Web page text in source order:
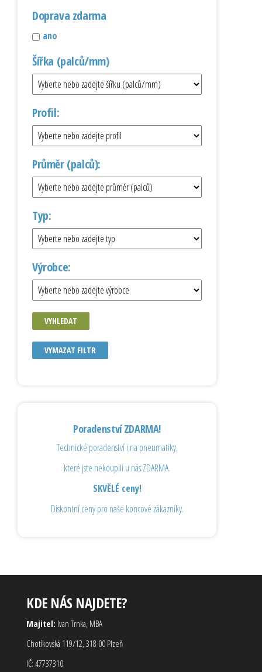
Doprava zdarma
ano
Šířka (palců/mm)
Profil:
Průměr (palců):
Typ:
Výrobce:
VYHLEDAT
VYMAZAT FILTR
Poradenství ZDARMA!
Technické poradenství i na pneumatiky,
které jste nekoupili u nás ZDARMA.
SKVĚLÉ ceny!
Diskontní ceny pro naše koncové zákazníky.
KDE NÁS NAJDETE?
Majitel: Ivan Trnka, MBA
Chotíkovská 119/12, 318 00 Plzeň
IČ: 47737310